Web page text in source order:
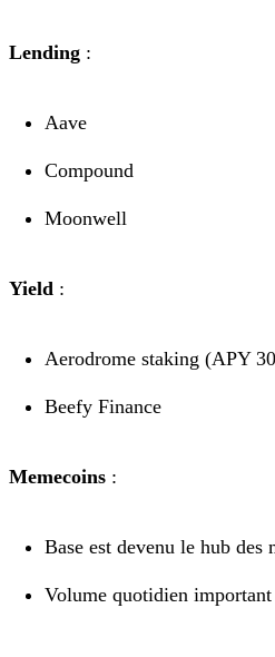
Lending :
Aave
Compound
Moonwell
Yield :
Aerodrome staking (APY
Beefy Finance
Memecoins :
Base est devenu le hub des
Volume quotidien important